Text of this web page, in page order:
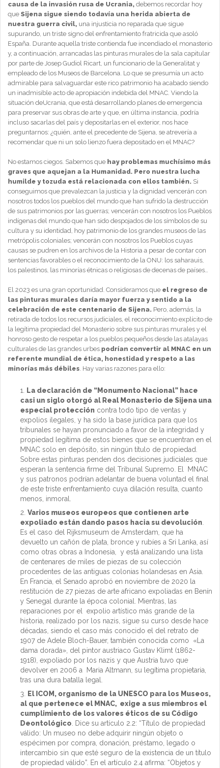
causa de la invasión rusa de Ucrania, debemos recordar hoy
que Sijena sigue siendo todavía una herida abierta de
nuestra guerra civil, una injusticia no reparada que sigue
supurando, un triste signo del enfrentamiento fratricida que asoló
España. Durante aquella triste contienda fue incendiado el monasterio
y, a continuación, arrancadas las pinturas murales de la sala capitular
por parte de Josep Gudiol Ricart, un funcionario de la Generalitat y
empleado de los Museos de Barcelona. Lo que se presumía un acto
admirable para salvaguardar este rico patrimonio ha acabado siendo
un inadmisible acto de apropiación indebida del MNAC. Viendo la
situación deUcrania, que está desarrollando planes de emergencia
para preservar sus obras de arte y que, en última instancia, podría
incluso sacarlas del país y depositarlas en el exterior, nos hace
preguntarnos: ¿quién, ante el precedente de Sijena, se atrevería a
recomendar que ni un solo lienzo fuera depositado en el MNAC?
No estamos ciegos. Sabemos que hay problemas muchísimo más
graves que aquejan a la Humanidad. Pero nuestra lucha
humilde y tozuda está relacionada con ellos también. Si
conseguimos que prevalezcan la justicia y la dignidad vencerán con
nosotros todos los pueblos del mundo que han sufrido la destrucción
de sus patrimonios por las guerras; vencerán con nosotros los Pueblos
indígenas del mundo que han sido despojados de los símbolos de su
cultura y su identidad, hoy patrimonio de los grandes museos de las
metrópolis coloniales; vencerán con nosotros los Pueblos cuyas
causas se pudren en los archivos de la Historia a pesar de contar con
sentencias favorables o el reconocimiento de la ONU: los saharauis,
los palestinos, las minorías étnicas o religiosas de decenas de países…
El 2023 es una gran oportunidad. Consideramos que el regreso de
las pinturas murales daría mayor fuerza y sentido a la
celebración de este centenario de Sijena. Pero, además, la
retirada de todos los recursos judiciales, el reconocimiento explícito de
la legítima propiedad del Monasterio sobre sus pinturas murales y el
honroso gesto de respetar a los pueblos pequeños desde las atalayas
culturales de las grandes urbes podrían convertir al MNAC en un
referente mundial de ética, honestidad y respeto a las
minorías más débiles. Hay varias razones para ello:
La declaración de “Monumento Nacional” hace
casi un siglo otorgó al Real Monasterio de Sijena una
especial protección contra todo tipo de ventas y
expolios ilegales, y ha sido la base jurídica para que los
tribunales se hayan pronunciado a favor de la integridad y
propiedad legítima de estos bienes que se encuentran en el
MNAC solo en depósito, sin ningún título de propiedad.
Sobre estas pinturas penden dos decisiones judiciales que
esperan la sentencia firme del Tribunal Supremo. El MNAC
y sus patronos podrían adelantar de buena voluntad el final
de este triste enfrentamiento cuya dilación resulta, cuanto
menos, inmoral.
Varios museos europeos que contienen arte
expoliado están dando pasos hacia su devolución
Es el caso del Rijksmuseum de Amsterdam, que ha
devuelto un cañón de plata, bronce y rubíes a Sri Lanka, así
como otras obras a Indonesia, y está analizando una lista
de centenares de miles de piezas de su colección
procedentes de las antiguas colonias holandesas en Asia.
En Francia, el Senado aprobó en noviembre de 2020 la
restitución de 27 piezas de arte africano expoliadas en Benín
y Senegal durante la época colonial. Mientras, las
reparaciones por el expolio artístico más grande de la
historia, realizado por los nazis, sigue su curso desde hace
décadas, siendo el caso más conocido el del retrato de
1907 de Adele Bloch-Bauer, también conocida como «La
dama dorada», del pintor austriaco Gustav Klimt (1862-
1918), expoliado por los nazis y que Austria tuvo que
devolver en 2006 a Maria Altmann, su legítima propietaria,
tras una dura batalla legal.
El ICOM, organismo de la UNESCO para los Museos,
al que pertenece el MNAC, exige a sus miembros el
cumplimiento de los valores éticos de su Código
Deontológico . Dice su artículo 2.2: “Título de propiedad
válido: Un museo no debe adquirir ningún objeto o
espécimen por compra, donación, préstamo, legado o
intercambio sin que esté seguro de la existencia de un título
de propiedad válido”. En el artículo 2.4 afirma: “Objetos y